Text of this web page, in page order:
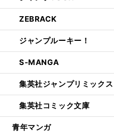
ZEBRACK
ジャンプルーキー！
S-MANGA
集英社ジャンプリミックス
集英社コミック文庫
青年マンガ